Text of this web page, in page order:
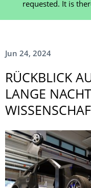
requested. It is
Jun 24, 2024
RÜCKBLICK
LANGE